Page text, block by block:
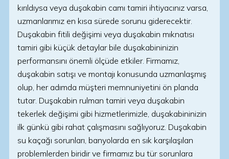
kırıldıysa veya duşakabin camı tamiri ihtiyacınız varsa,
uzmanlarımız en kısa sürede sorunu giderecektir.
Duşakabin fitili değişimi veya duşakabin mıknatısı
tamiri gibi küçük detaylar bile duşakabininizin
performansını önemli ölçüde etkiler. Firmamız,
duşakabin satışı ve montajı konusunda uzmanlaşmış
olup, her adımda müşteri memnuniyetini ön planda
tutar. Duşakabin rulman tamiri veya duşakabin
tekerlek değişimi gibi hizmetlerimizle, duşakabininizin
ilk günkü gibi rahat çalışmasını sağlıyoruz. Duşakabin
su kaçağı sorunları, banyolarda en sık karşılaşılan
problemlerden biridir ve firmamız bu tür sorunlara